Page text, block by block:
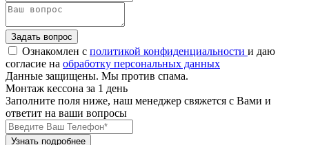
Задать вопрос
Ознакомлен с политикой конфиденциальности и даю
согласие на обработку персональных данных
Данные защищены. Мы против спама.
Монтаж кессона за 1 день
Заполните поля ниже, наш менеджер свяжется с Вами и
ответит на ваши вопросы
Узнать подробнее